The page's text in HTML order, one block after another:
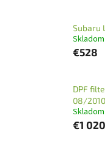
Subaru
Skladom
€528
DPF
08/2010
Skladom
€1